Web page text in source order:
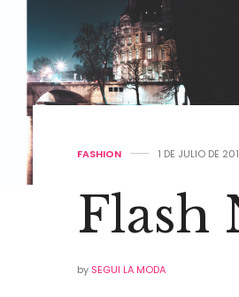
FASHION 1 DE JULIO DE
Flash
by SEGUI LA MODA